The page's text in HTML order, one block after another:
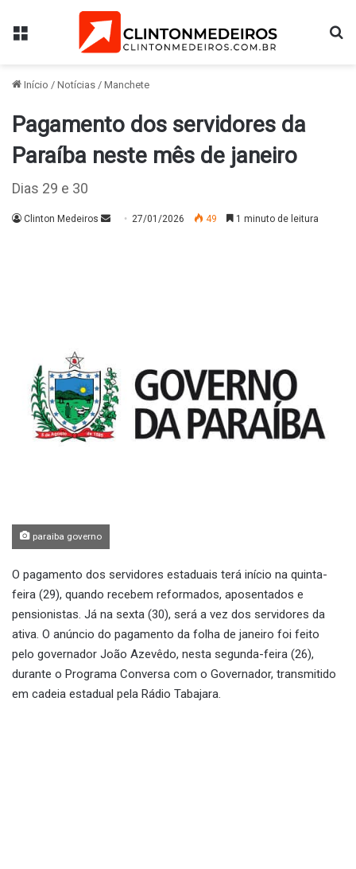
Menu
Início / Notícias / Manchete
Pagamento dos servidores da
Paraíba neste mês de janeiro
Dias 29 e 30
Clinton Medeiros
Mande27/01/2026 49 1 minuto de leitura
paraiba governo
O pagamento dos servidores estaduais terá início na quinta-
feira (29), quando recebem reformados, aposentados e
pensionistas. Já na sexta (30), será a vez dos servidores da
ativa. O anúncio do pagamento da folha de janeiro foi feito
pelo governador João Azevêdo, nesta segunda-feira (26),
durante o Programa Conversa com o Governador, transmitido
em cadeia estadual pela Rádio Tabajara.